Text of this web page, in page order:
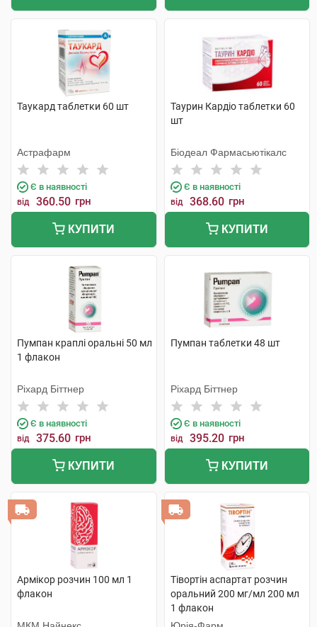
Таукард таблетки 60 шт
Астрафарм
Є в наявності
від 360.50 грн
КУПИТИ
Таурин Кардіо таблетки 60
шт
Біодеал Фармасьютікалс
Є в наявності
від 368.60 грн
КУПИТИ
Пумпан краплі оральні 50 мл
1 флакон
Ріхард Біттнер
Є в наявності
від 375.60 грн
КУПИТИ
Пумпан таблетки 48 шт
Ріхард Біттнер
Є в наявності
від 395.20 грн
КУПИТИ
Армікор розчин 100 мл 1
флакон
Тівортін аспартат розчин
оральний 200 мг/мл 200 мл
1 флакон